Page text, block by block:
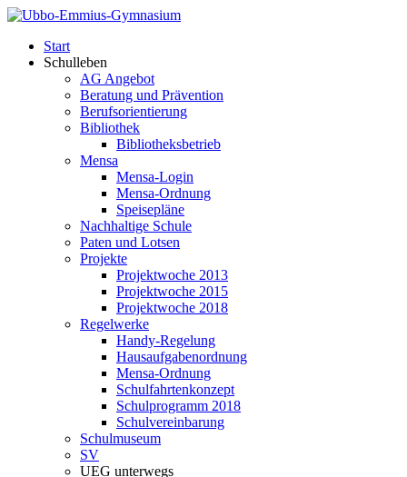
Start
Schulleben
AG Angebot
Beratung und Prävention
Berufsorientierung
Bibliothek
Bibliotheksbetrieb
Mensa
Mensa-Login
Mensa-Ordnung
Speisepläne
Nachhaltige Schule
Paten und Lotsen
Projekte
Projektwoche 2013
Projektwoche 2015
Projektwoche 2018
Regelwerke
Handy-Regelung
Hausaufgabenordnung
Mensa-Ordnung
Schulfahrtenkonzept
Schulprogramm 2018
Schulvereinbarung
Schulmuseum
SV
UEG unterwegs